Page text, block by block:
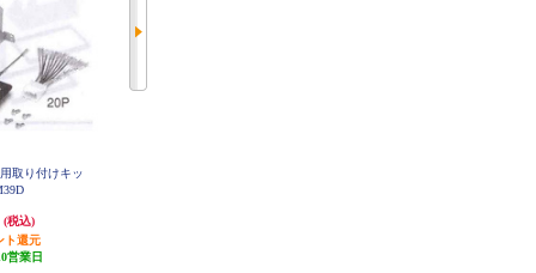
取り付けキッ
(税込)
ト還元
営業日